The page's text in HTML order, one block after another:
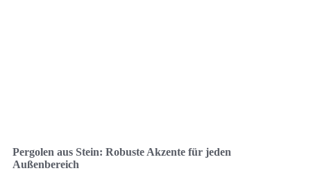
Pergolen aus Stein: Robuste Akzente für jeden
Außenbereich